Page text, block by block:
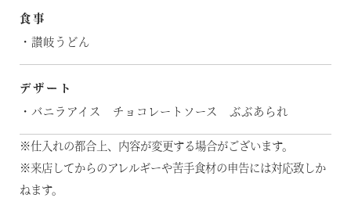
食事
・讃岐うどん
デザート
・バニラアイス チョコレートソース ぶぶあられ
※仕入れの都合上、内容が変更する場合がございます。
※来店してからのアレルギーや苦手食材の申告には対応致しか
ねます。